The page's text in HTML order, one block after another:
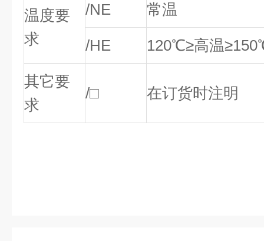
温度要
求
/NE 常温
/HE 120℃≥高温
其它要
求
/□ 在订货时注明